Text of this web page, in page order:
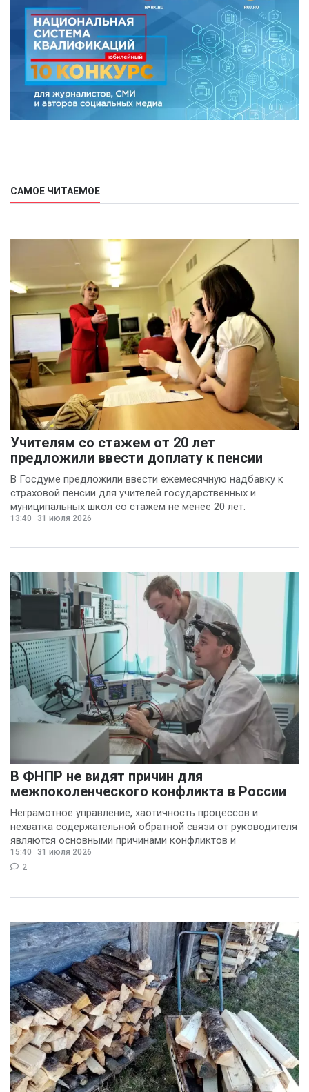
САМОЕ ЧИТАЕМОЕ
Учителям со стажем от 20 лет
предложили ввести доплату к пенсии
В Госдуме предложили ввести ежемесячную надбавку к
страховой пенсии для учителей государственных и
муниципальных школ со стажем не менее 20 лет.
13:40 31 июля 2026
В ФНПР не видят причин для
межпоколенческого конфликта в России
Неграмотное управление, хаотичность процессов и
нехватка содержательной обратной связи от руководителя
являются основными причинами конфликтов и
раздражения в
15:40
31 июля 2026
2